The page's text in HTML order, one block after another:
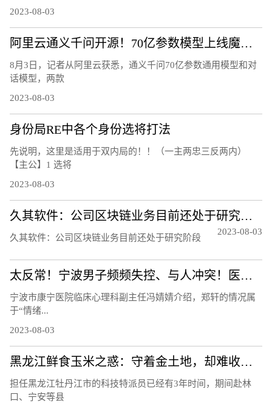
2023-08-03
阿里云通义千问开源！70亿参数模型上线魔搭社区，免费可商用
8月3日，记者从阿里云获悉，通义千问70亿参数通用模型和对
话模型，两款
2023-08-03
身份局RE中各个身份选将打法
先说明，这里是适用于双内局的！！（一主两忠三反两内）
【主公】1 选将
2023-08-03
久其软件：公司区块链业务目前还处于研究阶段
久其软件：公司区块链业务目前还处于研究阶段
2023-08-03
太反常！宁波男子频频失控、与人冲突！医生：须重视！都是因为……
宁波市康宁医院临床心理科副主任冯婧婧介绍，郑轩的情况属
于“情绪...
2023-08-03
黑龙江鲜食玉米之惑：守着金土地，却难收获金豆豆？听听基层声音
担任黑龙江牡丹江市的科技特派员已经有3年时间，期间赴林
口、宁安等县